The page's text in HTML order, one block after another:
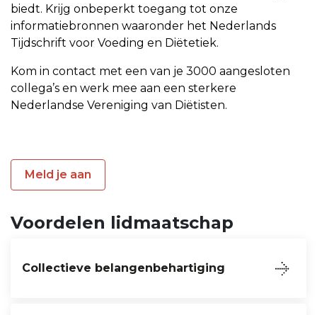
biedt. Krijg onbeperkt toegang tot onze
informatiebronnen waaronder het Nederlands
Tijdschrift voor Voeding en Diëtetiek.
Kom in contact met een van je 3000 aangesloten
collega’s en werk mee aan een sterkere
Nederlandse Vereniging van Diëtisten.
Meld je aan
Voordelen lidmaatschap
Collectieve belangenbehartiging